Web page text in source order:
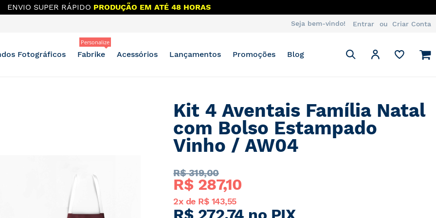
ENVIO SUPER RÁPIDO PRODUÇÃO EM ATÉ 48 HORAS
Seja bem-vindo! Entrar Criar Conta
Fotográficos Fabrike
Personalize
Acessórios Lançamentos Promoções Blog
Pesquisa
Pesquisa
Minha Conta
Kit 4 Aventais Família Natal
com Bolso Estampado
Vinho / AW04
R$ 287,10
R$ 319,00
2x de R$ 143,55